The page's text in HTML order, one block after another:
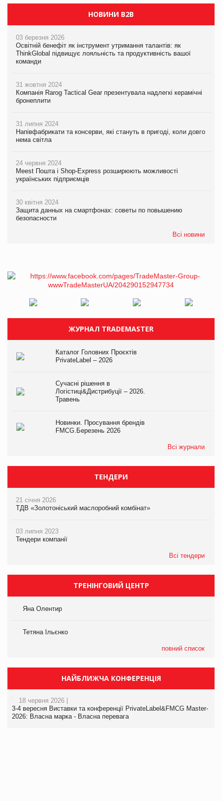
НОВИНИ B2B
03 березня 2026
Освітній бенефіт як інструмент утримання талантів: як
ThinkGlobal підвищує лояльність та продуктивність вашої
команди
31 жовтня 2024
Компанія Rarog Tactical Gear презентувала надлегкі керамічні
бронеплити
31 липня 2024
Напівфабрикати та консерви, які стануть в пригоді, коли довго
нема світла
24 червня 2024
Meest Пошта і Shop-Express розширюють можливості
українських підприємців
30 квітня 2024
Защита данных на смартфонах: советы по повышению
безопасности
Всі новини
ЖУРНАЛ TRADEMASTER
Каталог Головних Проєктів
PrivateLabel – 2026
Сучасні рішення в
Логістиці&Дистрибуції – 2026.
Травень
Новинки. Просування брендів
FMCG.Березень 2026
Всі журнали
ТЕНДЕРИ
21 січня 2026
ТДВ «Золотоніський маслоробний комбінат»
03 липня 2023
Тендери компанії
Всі тендери
ТРЕНІНГОВИЙ ЦЕНТР
Яна Олентир
Тетяна Ільєнко
повний список
НАЙБЛИЖЧА КОНФЕРЕНЦІЯ
18 червня 2026 |
3-4 вересня Виставки та конференції PrivateLabel&FMCG Master-
2026: Власна марка - Власна перевага